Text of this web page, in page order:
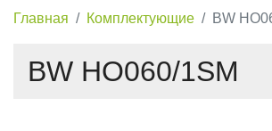
Главная Комплектующие BW
BW HO060/1SM